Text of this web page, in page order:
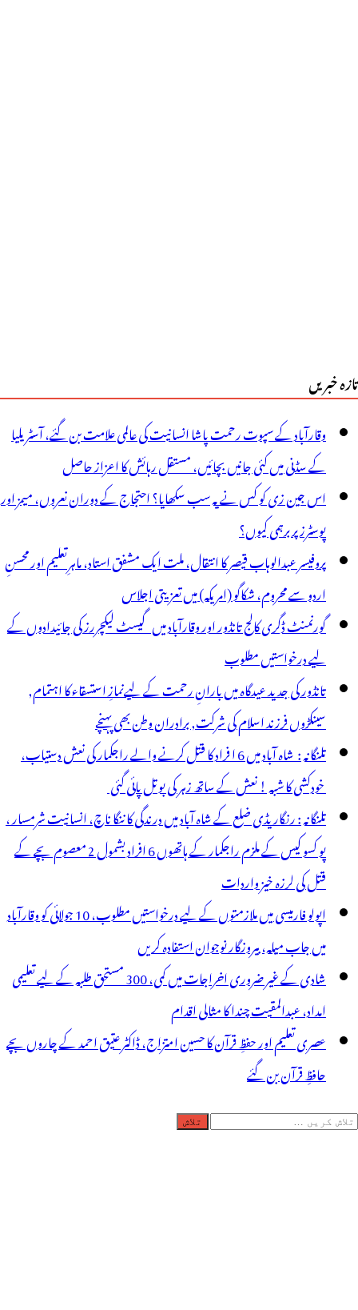
تازہ خبریں
وقارآباد کے سپوت رحمت پاشا انسانیت کی عالمی علامت بن گئے، آسٹریلیا
کے سڈنی میں کئی جانیں بچائیں، مستقل رہائش کا اعزاز حاصل
اس جین زی کو کس نے یہ سب سکھایا؟ احتجاج کے دوران نعروں، میمز اور
پوسٹرز پر برہمی کیوں؟
پروفیسر عبدالوہاب قیصر کا انتقال، ملت ایک مشفق استاد، ماہرِتعلیم اور محسنِ
اردو سے محروم، شکاگو (امریکہ) میں تعزیتی اجلاس
گورنمنٹ ڈگری کالج تانڈور اور وقارآباد میں گیسٹ لیکچررز کی جائیدادوں کے
لیے درخواستیں مطلوب
تانڈور کی جدید عیدگاہ میں بارانِ رحمت کے لیےنمازِ استسقاء کا اہتمام,
سینکڑوں فرزند اسلام کی شرکت, برادران وطن بھی پہنچے
تلنگانہ : شاہ آباد میں 6 ا فراد کا قتل کرنے والے راجکمار کی نعش دستیاب،
خودکشی کا شبہ ! نعش کے ساتھ زہر کی بوتل پائی گئی
تلنگانہ : رنگاریڈی ضلع کے شاہ آباد میں درندگی کا ننگا ناچ، انسانیت شرمسار ،
پو کسو کیس کے ملزم راجکمار کے ہاتھوں 6 افراد بشمول 2 معصوم بچے کے
قتل کی لرزہ خیز واردات
اپولو فارمیسی میں ملازمتوں کے لیے درخواستیں مطلوب، 10 جولائی کو وقارآباد
میں جاب میلہ، بیروزگار نوجوان استفادہ کریں
شادی کے غیر ضروری اخراجات میں کمی، 300 مستحق طلبہ کے لیے تعلیمی
امداد، عبدالمقیت چندا کا مثالی اقدام
عصری تعلیم اور حفظِ قرآن کا حسین امتزاج، ڈاکٹر عتیق احمد کے چاروں بچے
حافظِ قرآن بن گئے
تلاش